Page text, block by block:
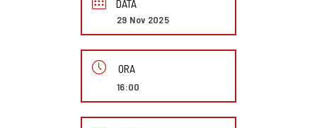
DATA
29 Nov 2025
ORA
16:00